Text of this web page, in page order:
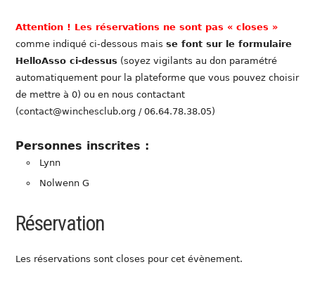
Attention ! Les réservations ne sont pas « closes »
comme indiqué ci-dessous maisse font sur le formulaire
HelloAsso ci-dessus (soyez vigilants au don paramétré
automatiquement pour la plateforme que vous pouvez choisir
de mettre à 0) ou en nous contactant
(contact@winchesclub.org / 06.64.78.38.05)
Personnes inscrites :
Lynn
Nolwenn G
Réservation
Les réservations sont closes pour cet évènement.